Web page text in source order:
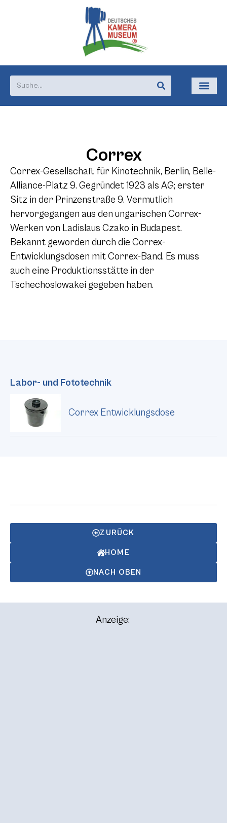
Correx
Correx-Gesellschaft für Kinotechnik, Berlin, Belle-
Alliance-Platz 9. Gegründet 1923 als AG; erster
Sitz in der Prinzenstraße 9. Vermutlich
hervorgegangen aus den ungarischen Correx-
Werken von Ladislaus Czako in Budapest.
Bekannt geworden durch die Correx-
Entwicklungsdosen mit Correx-Band. Es muss
auch eine Produktionsstätte in der
Tschechoslowakei gegeben haben.
Labor- und Fototechnik
Correx Entwicklungsdose
ZURÜCK
HOME
NACH OBEN
Anzeige: